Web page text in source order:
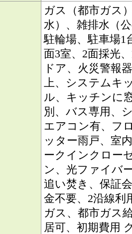
ガス（都市ガス
水）、雑排水（
駐輪場、駐車場1
面3室、2面採光
ドア、火災警報
上、システムキ
ル、キッチンに
別、バス専用、
エアコン有、フ
ッター雨戸、室
ークインクロー
ン、光ファイバ
追い焚き、保証
金不要、2沿線利
ガス、都市ガス
居可、初期費用